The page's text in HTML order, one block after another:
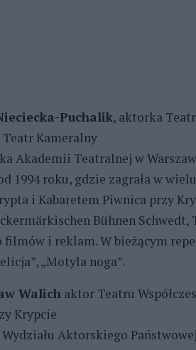
Puchalik, aktorka
Teatr Kameralny
Akademii Teatralnej w
1994 roku, gdzie zagrała w
i Kabaretem Piwnica przy
Bühnen
i reklam. W bieżącym
„Motyla noga”.
Walich aktor Teatru
Krypcie
Aktorskiego